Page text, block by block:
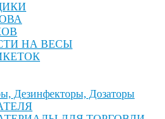
НА ВЕСЫ
Дезинфекторы, Дозаторы